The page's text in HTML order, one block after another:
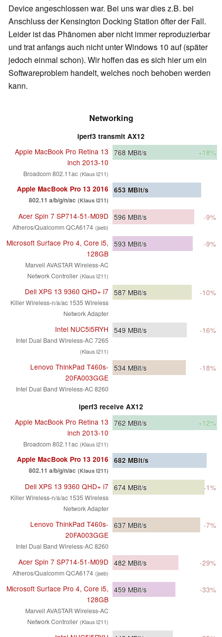
Device angeschlossen war. Bei uns war dies z.B. bei
Anschluss der Kensington Docking Station öfter der Fall.
Leider ist das Phänomen aber nicht immer reproduzierbar
und trat anfangs auch nicht unter Windows 10 auf (später
jedoch einmal schon). Wir hoffen das es sich hier um ein
Softwareproblem handelt, welches noch behoben werden
kann.
Networking
iperf3 transmit AX12
Apple MacBook Pro Retina 13
inch 2013-10
Broadcom 802.11ac (Klaus I211)
768 MBit/s +18%
Apple MacBook Pro 13 2016
802.11 a/b/g/n/ac (Klaus I211)
653 MBit/s
Acer Spin 7 SP714-51-M09D
Atheros/Qualcomm QCA6174 (jseb)
596 MBit/s -9%
Microsoft Surface Pro 4, Core i5,
128GB
Marvell AVASTAR Wireless-AC
Network Controller (Klaus I211)
593 MBit/s -9%
Dell XPS 13 9360 QHD+ i7
Killer Wireless-n/a/ac 1535 Wireless
Network Adapter
587 MBit/s -10%
Intel NUC5i5RYH
Intel Dual Band Wireless-AC 7265
(Klaus I211)
549 MBit/s -16%
Lenovo ThinkPad T460s-
20FA003GGE
Intel Dual Band Wireless-AC 8260
534 MBit/s -18%
iperf3 receive AX12
Apple MacBook Pro Retina 13
inch 2013-10
Broadcom 802.11ac (Klaus I211)
762 MBit/s +12%
Apple MacBook Pro 13 2016
802.11 a/b/g/n/ac (Klaus I211)
682 MBit/s
Dell XPS 13 9360 QHD+ i7
Killer Wireless-n/a/ac 1535 Wireless
Network Adapter
674 MBit/s -1%
Lenovo ThinkPad T460s-
20FA003GGE
Intel Dual Band Wireless-AC 8260
637 MBit/s -7%
Acer Spin 7 SP714-51-M09D
Atheros/Qualcomm QCA6174 (jseb)
482 MBit/s -29%
Microsoft Surface Pro 4, Core i5,
128GB
Marvell AVASTAR Wireless-AC
Network Controller (Klaus I211)
459 MBit/s -33%